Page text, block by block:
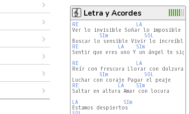
Letra y Acordes
RE
LA
Ver lo invisible Soñar lo imposible
SIm
SOL
RE
LA SIm
Sentir que eres uno Y un ángel te sigue
RE
LA
Reír con frescura Llorar con dulzura
SIm
SOL
RE
LA SIm
Saltar en altura Amar con locura
LA
SIm